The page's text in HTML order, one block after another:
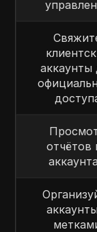
аккаунты
отчётов